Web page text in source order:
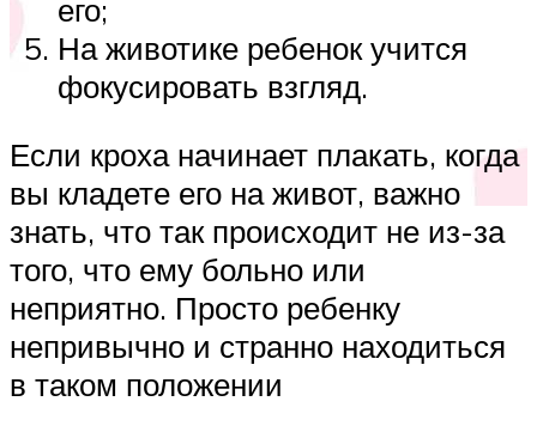
его;
На животике ребенок учится
фокусировать взгляд.
Если кроха начинает плакать, когда
вы кладете его на живот, важно
знать, что так происходит не из-за
того, что ему больно или
неприятно. Просто ребенку
непривычно и странно находиться
в таком положении